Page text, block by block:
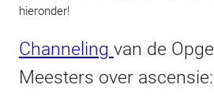
hieronder!
Channeling van de
Meesters over ascensie: